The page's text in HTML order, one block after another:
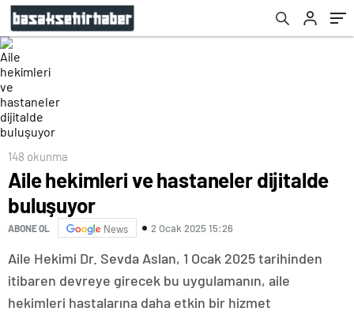
148 okunma
Aile hekimleri ve hastaneler dijitalde
buluşuyor
ABONE OL News 2 Ocak 2025 15:26
Aile Hekimi Dr. Sevda Aslan, 1 Ocak 2025 tarihinden
itibaren devreye girecek bu uygulamanın, aile
hekimleri hastalarına daha etkin bir hizmet